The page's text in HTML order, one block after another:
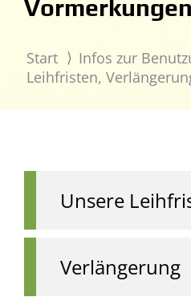
Vormerkungen
Start
Infos zur
Leihfristen,
Unsere
Verlängerung